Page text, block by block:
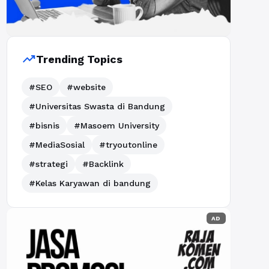
trending_upTrending Topics
#SEO
#website
#Universitas Swasta di Bandung
#bisnis
#Masoem University
#MediaSosial
#tryoutonline
#strategi
#Backlink
#Kelas Karyawan di bandung
AD